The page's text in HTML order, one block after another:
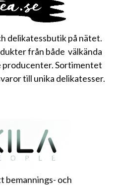
delikatessbutik på nätet.
från både välkända
producenter. Sortimentet
till unika delikatesser.
bemannings- och